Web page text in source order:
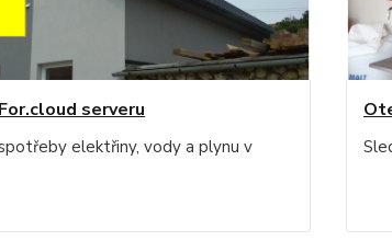
serveru
elektřiny, vody a plynu v